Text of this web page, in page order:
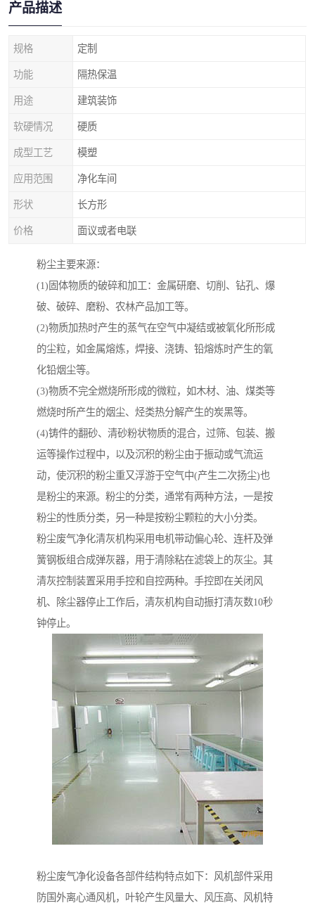
产品描述
规格 定制
功能 隔热保温
用途 建筑装饰
软硬情况 硬质
成型工艺 模塑
应用范围 净化车间
形状 长方形
价格 面议或者电联
粉尘主要来源：
(1)固体物质的破碎和加工：金属研磨、切削、钻孔、爆
破、破碎、磨粉、农林产品加工等。
(2)物质加热时产生的蒸气在空气中凝结或被氧化所形成
的尘粒，如金属熔炼，焊接、浇铸、铅熔炼时产生的氧
化铅烟尘等。
(3)物质不完全燃烧所形成的微粒，如木材、油、煤类等
燃烧时所产生的烟尘、烃类热分解产生的炭黑等。
(4)铸件的翻砂、清砂粉状物质的混合，过筛、包装、搬
运等操作过程中，以及沉积的粉尘由于振动或气流运
动，使沉积的粉尘重又浮游于空气中(产生二次扬尘)也
是粉尘的来源。粉尘的分类，通常有两种方法，一是按
粉尘的性质分类，另一种是按粉尘颗粒的大小分类。
粉尘废气净化清灰机构采用电机带动偏心轮、连杆及弹
簧钢板组合成弹灰器，用于清除粘在滤袋上的灰尘。其
清灰控制装置采用手控和自控两种。手控即在关闭风
机、除尘器停止工作后，清灰机构自动振打清灰数10秒
钟停止。
粉尘废气净化设备各部件结构特点如下：风机部件采用
防国外离心通风机，叶轮产生风量大、风压高、风机特